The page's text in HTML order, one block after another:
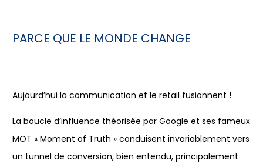
PARCE QUE LE MONDE CHANGE
Aujourd’hui la communication et le retail fusionnent !
La boucle d’influence théorisée par Google et ses fameux
MOT « Moment of Truth » conduisent invariablement vers
un tunnel de conversion, bien entendu, principalement